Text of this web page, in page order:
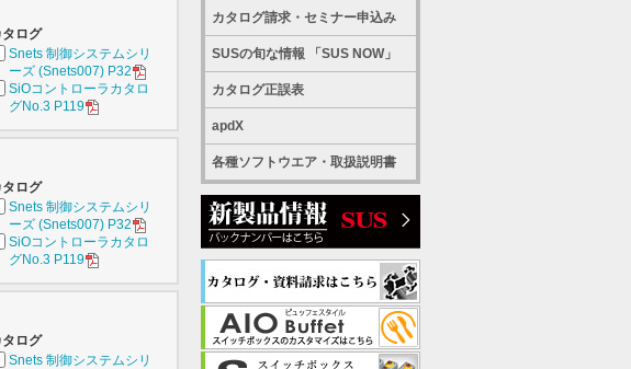
タログ
Snets 制御システムシリ
ーズ (Snets007) P32
SiOコントローラカタロ
グNo.3 P119
タログ
Snets 制御システムシリ
ーズ (Snets007) P32
SiOコントローラカタロ
グNo.3 P119
タログ
Snets 制御システムシリ
カタログ請求・セミナー申込み
SUSの旬な情報 「SUS NOW」
カタログ正誤表
apdX
各種ソフトウエア・取扱説明書